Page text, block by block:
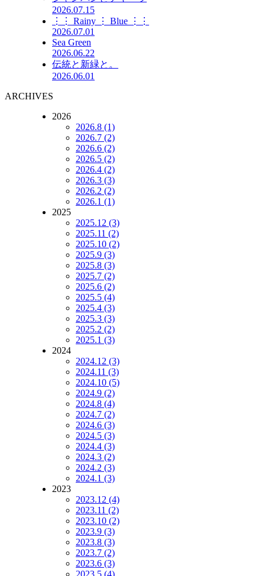
2026.07.15
⋮⋮ Rainy ⋮ Blue ⋮⋮
2026.07.01
Sea Green
2026.06.22
伝統と新緑と。
2026.06.01
ARCHIVES
2026
2026.8 (1)
2026.7 (2)
2026.6 (2)
2026.5 (2)
2026.4 (2)
2026.3 (3)
2026.2 (2)
2026.1 (1)
2025
2025.12 (3)
2025.11 (2)
2025.10 (2)
2025.9 (3)
2025.8 (3)
2025.7 (2)
2025.6 (2)
2025.5 (4)
2025.4 (3)
2025.3 (3)
2025.2 (2)
2025.1 (3)
2024
2024.12 (3)
2024.11 (3)
2024.10 (5)
2024.9 (2)
2024.8 (4)
2024.7 (2)
2024.6 (3)
2024.5 (3)
2024.4 (3)
2024.3 (2)
2024.2 (3)
2024.1 (3)
2023
2023.12 (4)
2023.11 (2)
2023.10 (2)
2023.9 (3)
2023.8 (3)
2023.7 (2)
2023.6 (3)
2023.5 (4)